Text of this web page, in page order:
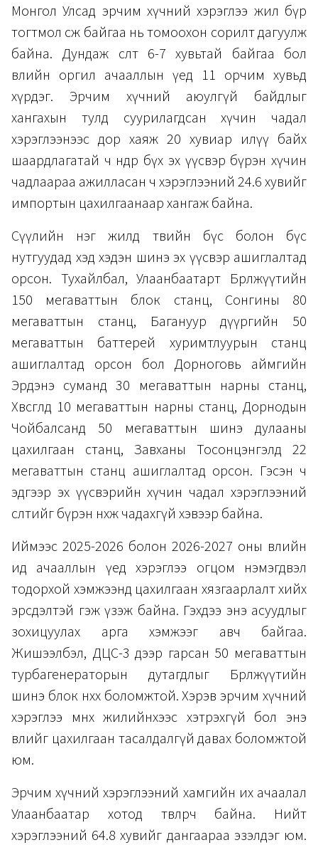
Монгол Улсад эрчим хүчний хэрэглээ жил бүр
тогтмол өсөж байгаа нь томоохон сорилт дагуулж
байна. Дундаж өсөлт 6-7 хувьтай байгаа бол
өвлийн оргил ачааллын үед 11 орчим хувьд
хүрдэг. Эрчим хүчний аюулгүй байдлыг
хангахын тулд суурилагдсан хүчин чадал
хэрэглээнээс дор хаяж 20 хувиар илүү байх
шаардлагатай ч өнөөдөр бүх эх үүсвэр бүрэн хүчин
чадлаараа ажилласан ч хэрэглээний 24.6 хувийг
импортын цахилгаанаар хангаж байна.
Сүүлийн нэг жилд төвийн бүс болон бүс
нутгуудад хэд хэдэн шинэ эх үүсвэр ашиглалтад
орсон. Тухайлбал, Улаанбаатарт Бөөрөлжүүтийн
150 мегаваттын блок станц, Сонгины 80
мегаваттын станц, Багануур дүүргийн 50
мегаваттын баттерей хуримтлуурын станц
ашиглалтад орсон бол Дорноговь аймгийн
Эрдэнэ суманд 30 мегаваттын нарны станц,
Хөвсгөлд 10 мегаваттын нарны станц, Дорнодын
Чойбалсанд 50 мегаваттын шинэ дулааны
цахилгаан станц, Завханы Тосонцэнгэлд 22
мегаваттын станц ашиглалтад орсон. Гэсэн ч
эдгээр эх үүсвэрийн хүчин чадал хэрэглээний
өсөлтийг бүрэн нөхөж чадахгүй хэвээр байна.
Иймээс 2025-2026 болон 2026-2027 оны өвлийн
ид ачааллын үед хэрэглээ огцом нэмэгдвэл
тодорхой хэмжээнд цахилгаан хязгаарлалт хийх
эрсдэлтэй гэж үзэж байна. Гэхдээ энэ асуудлыг
зохицуулах арга хэмжээг авч байгаа.
Жишээлбэл, ДЦС-3 дээр гарсан 50 мегаваттын
турбагенераторын дутагдлыг Бөөрөлжүүтийн
шинэ блок нөхөх боломжтой. Хэрэв эрчим хүчний
хэрэглээ өмнөх жилийнхээс хэтрэхгүй бол энэ
өвлийг цахилгаан тасалдалгүй давах боломжтой
юм.
Эрчим хүчний хэрэглээний хамгийн их ачаалал
Улаанбаатар хотод төвлөрч байна. Нийт
хэрэглээний 64.8 хувийг дангаараа эзэлдэг юм.